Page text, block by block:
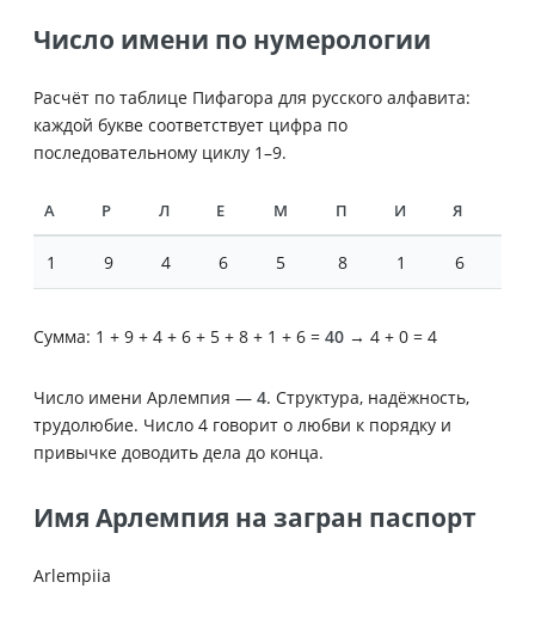
Число имени по нумерологии
Расчёт по таблице Пифагора для русского алфавита:
каждой букве соответствует цифра по
последовательному циклу 1–9.
А Р Л Е М П И Я
1 9 4 6 5 8 1 6
Сумма: 1 + 9 + 4 + 6 + 5 + 8 + 1 + 6 = 40 → 4 + 0 = 4
Число имени Арлемпия — 4. Структура, надёжность,
трудолюбие. Число 4 говорит о любви к порядку и
привычке доводить дела до конца.
Имя Арлемпия на загран паспорт
Arlempiia